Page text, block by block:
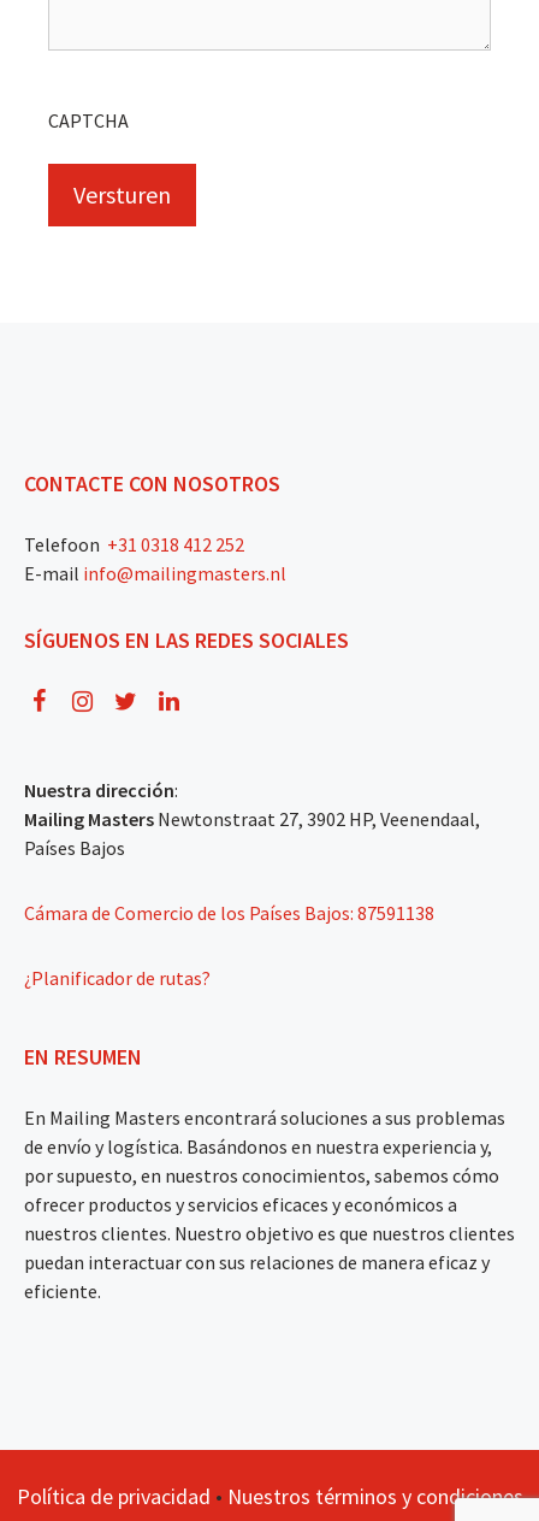
CAPTCHA
CONTACTE CON NOSOTROS
Telefoon +31 0318 412 252
E-mail info@mailingmasters.nl
SÍGUENOS EN LAS REDES SOCIALES
Nuestra dirección:
Mailing Masters Newtonstraat 27, 3902 HP, Veenendaal,
Países Bajos
Cámara de Comercio de los Países Bajos: 87591138
¿Planificador de rutas?
EN RESUMEN
En Mailing Masters encontrará soluciones a sus problemas
de envío y logística. Basándonos en nuestra experiencia y,
por supuesto, en nuestros conocimientos, sabemos cómo
ofrecer productos y servicios eficaces y económicos a
nuestros clientes. Nuestro objetivo es que nuestros clientes
puedan interactuar con sus relaciones de manera eficaz y
eficiente.
Política de privacidad • Nuestros términos y condiciones